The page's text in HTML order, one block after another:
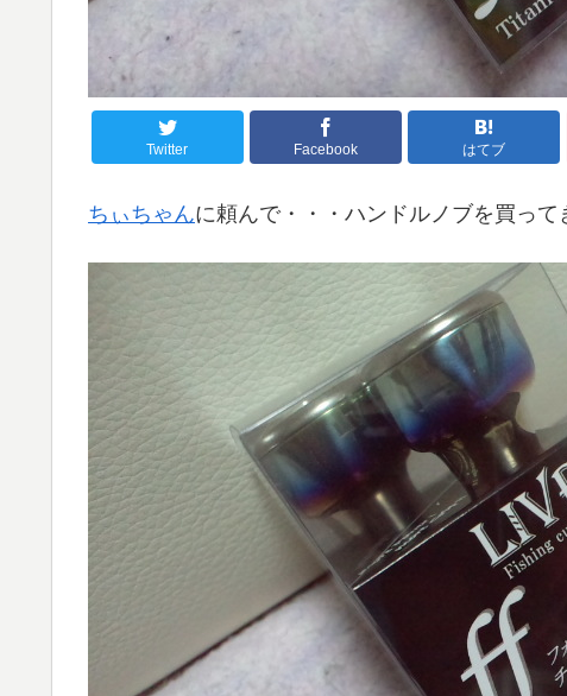
Twitter Facebook はてブ
ちぃちゃんに頼んで・・・ハンドルノブを買って